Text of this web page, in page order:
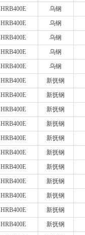
HRB400E
乌钢
HRB400E
乌钢
HRB400E
乌钢
HRB400E
乌钢
HRB400E
乌钢
HRB400E
新抚钢
HRB400E
新抚钢
HRB400E
新抚钢
HRB400E
新抚钢
HRB400E
新抚钢
HRB400E
新抚钢
HRB400E
新抚钢
HRB400E
新抚钢
HRB400E
新抚钢
HRB400E
新抚钢
HRB400E
新抚钢